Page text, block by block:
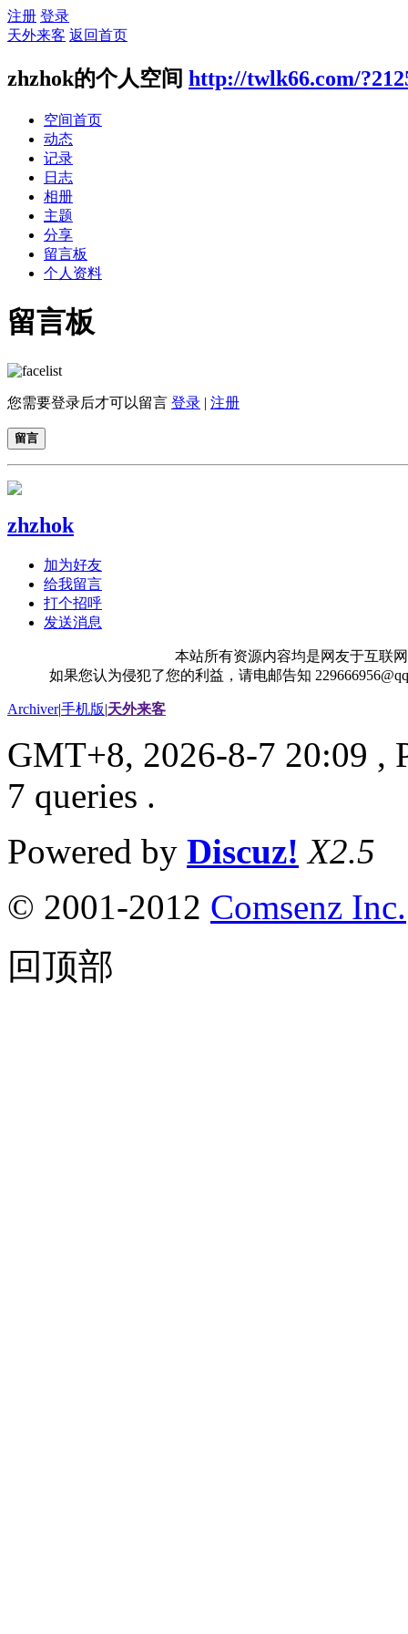
注册 登录
天外来客 返回首页
zhzhok的个人空间 http://twlk66.com/
空间首页
动态
记录
日志
相册
主题
分享
留言板
个人资料
留言板
您需要登录后才可以留言 登录 | 注册
留言
zhzhok
加为好友
给我留言
打个招呼
发送消息
本站所有资源内容均是网友于互联
如果您认为侵犯了您的利益，请电邮告知
Archiver|手机版|天外来客
GMT+8, 2026-8-7 20:09 ,
7 queries .
Powered by Discuz! X2.5
© 2001-2012 Comsenz Inc.
回顶部